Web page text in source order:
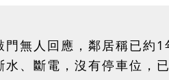
無人回應，鄰居稱已約
、斷電，沒有停車位，